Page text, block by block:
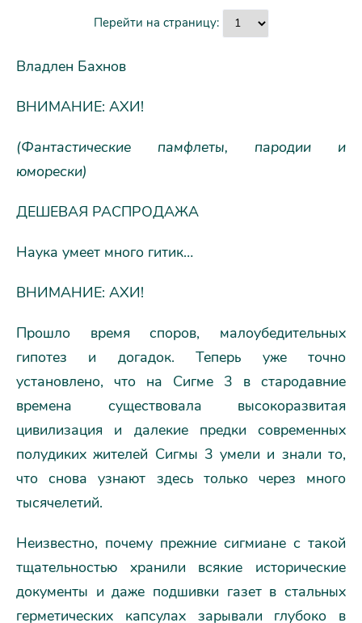
Перейти на страницу:
Владлен Бахнов
ВНИМАНИЕ: АХИ!
(Фантастические памфлеты, пародии и
юморески)
ДЕШЕВАЯ РАСПРОДАЖА
Наука умеет много гитик…
ВНИМАНИЕ: АХИ!
Прошло время споров, малоубедительных
гипотез и догадок. Теперь уже точно
установлено, что на Сигме 3 в стародавние
времена существовала высокоразвитая
цивилизация и далекие предки современных
полудиких жителей Сигмы 3 умели и знали то,
что снова узнают здесь только через много
тысячелетий.
Неизвестно, почему прежние сигмиане с такой
тщательностью хранили всякие исторические
документы и даже подшивки газет в стальных
герметических капсулах зарывали глубоко в